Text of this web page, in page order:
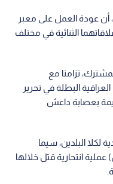
أن عودة العمل على معبر
الثنائية في مختلف
تزامنا مع
البطلة في تحرير
بعصابة داعش
لكلا البلدين، سيما
(داعش) عملية انتحارية قتل خلالها